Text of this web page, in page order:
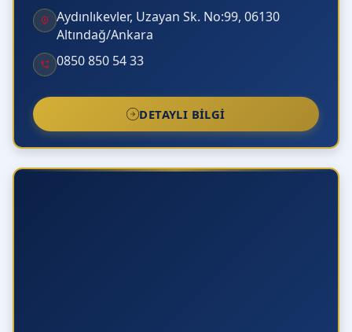
Aydınlıkevler, Uzayan Sk. No:99, 06130
Altındağ/Ankara
0850 850 54 33
DETAYLI BILGI